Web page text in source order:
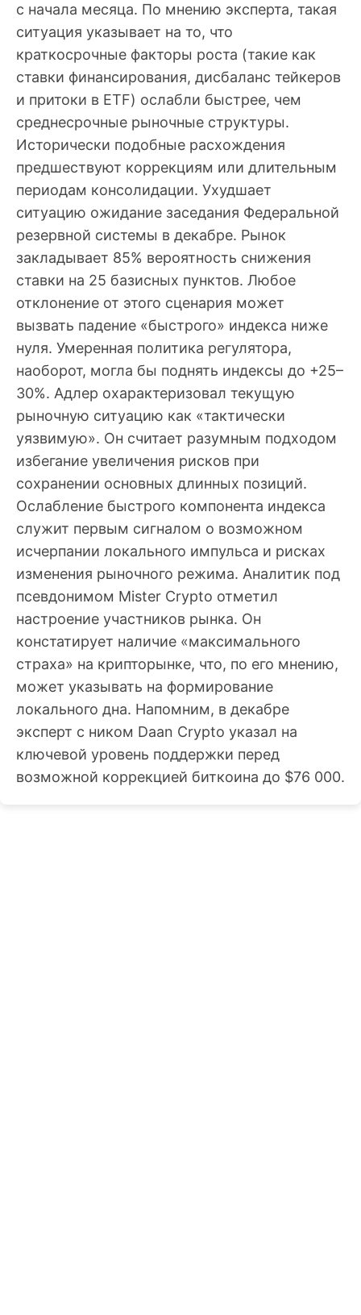
с начала месяца. По мнению эксперта, такая
ситуация указывает на то, что
краткосрочные факторы роста (такие как
ставки финансирования, дисбаланс тейкеров
и притоки в ETF) ослабли быстрее, чем
среднесрочные рыночные структуры.
Исторически подобные расхождения
предшествуют коррекциям или длительным
периодам консолидации. Ухудшает
ситуацию ожидание заседания Федеральной
резервной системы в декабре. Рынок
закладывает 85% вероятность снижения
ставки на 25 базисных пунктов. Любое
отклонение от этого сценария может
вызвать падение «быстрого» индекса ниже
нуля. Умеренная политика регулятора,
наоборот, могла бы поднять индексы до +25–
30%. Адлер охарактеризовал текущую
рыночную ситуацию как «тактически
уязвимую». Он считает разумным подходом
избегание увеличения рисков при
сохранении основных длинных позиций.
Ослабление быстрого компонента индекса
служит первым сигналом о возможном
исчерпании локального импульса и рисках
изменения рыночного режима. Аналитик под
псевдонимом Mister Crypto отметил
настроение участников рынка. Он
констатирует наличие «максимального
страха» на крипторынке, что, по его мнению,
может указывать на формирование
локального дна. Напомним, в декабре
эксперт с ником Daan Crypto указал на
ключевой уровень поддержки перед
возможной коррекцией биткоина до $76 000.